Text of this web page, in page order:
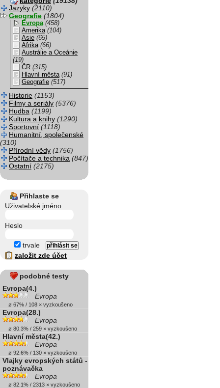
Jazyky (2110)
Geografie (1804)
Evropa (458)
Amerika (104)
Asie (65)
Afrika (66)
Austrálie a Oceánie
(19)
ČR (315)
Hlavní města (91)
Geografie (517)
Historie (1153)
Filmy a seriály (5376)
Hudba (1199)
Kultura a knihy (1290)
Sportovní (1118)
Humanitní, společenské
(310)
Přírodní vědy (1756)
Počítače a technika (847)
Ostatní (2175)
Přihlaste se
Uživatelské jméno
Heslo
trvale
založit zde účet
podobné testy
Evropa(4.)
Evropa
ø 67% / 108 × vyzkoušeno
Evropa(28.)
Evropa
ø 80.3% / 259 × vyzkoušeno
Hlavní města(42.)
Evropa
ø 92.6% / 130 × vyzkoušeno
Vlajky evropských států -
poznávačka
Evropa
ø 82.1% / 2313 × vyzkoušeno